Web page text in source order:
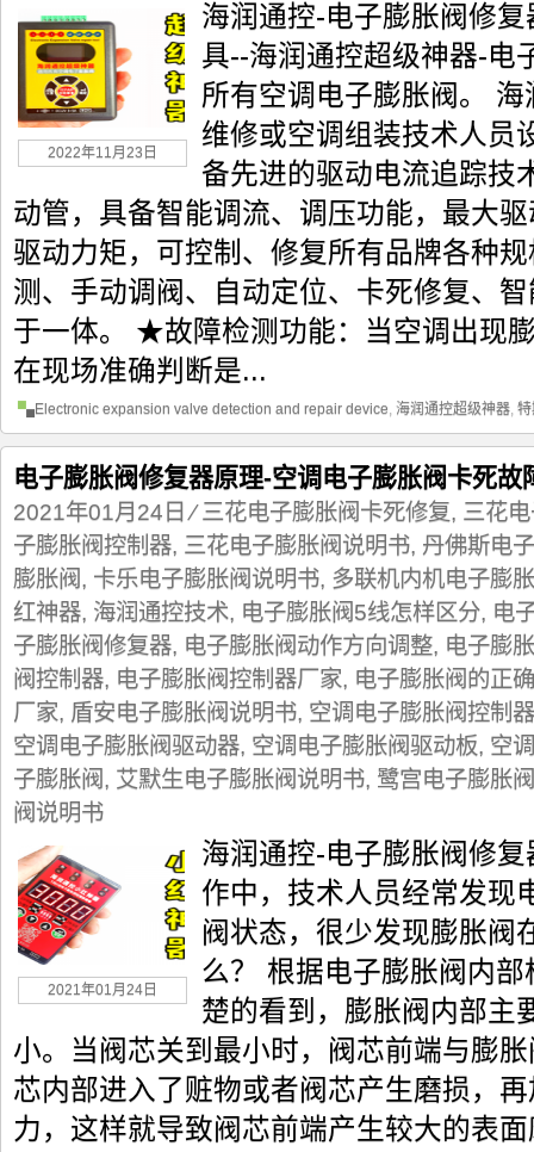
2022年11月23日
海润通控-电子膨胀阀修
具--海润通控超级神器-电
所有空调电子膨胀阀。
维修或空调组装技术人员
备先进的驱动电流追踪技
动管，具备智能调流、调压功能，最大
驱动力矩，可控制、修复所有品牌各种
测、手动调阀、自动定位、卡死修复、
于一体。 ★故障检测功能：当空调出现
在现场准确判断是...
Electronic expansion valve detection and repair device, 海润通控超级神器,
电子膨胀阀修复器原理-空调电子膨胀阀卡死故
2021年01月24日 ⁄三花电子膨胀阀卡死修复, 三花
子膨胀阀控制器, 三花电子膨胀阀说明书, 丹佛斯电
膨胀阀, 卡乐电子膨胀阀说明书, 多联机内机电子膨
红神器, 海润通控技术, 电子膨胀阀5线怎样区分, 电
子膨胀阀修复器, 电子膨胀阀动作方向调整, 电子膨
阀控制器, 电子膨胀阀控制器厂家, 电子膨胀阀的正
厂家, 盾安电子膨胀阀说明书, 空调电子膨胀阀控制器
空调电子膨胀阀驱动器, 空调电子膨胀阀驱动板, 空
子膨胀阀, 艾默生电子膨胀阀说明书, 鹭宫电子膨胀
阀说明书
2021年01月24日
海润通控-电子膨胀阀修
作中，技术人员经常发现
阀状态，很少发现膨胀阀
么？ 根据电子膨胀阀内
楚的看到，膨胀阀内部主
小。当阀芯关到最小时，阀芯前端与膨
芯内部进入了赃物或者阀芯产生磨损，
力，这样就导致阀芯前端产生较大的表